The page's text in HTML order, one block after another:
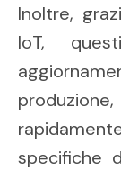
Inoltre,
IoT,
specifiche